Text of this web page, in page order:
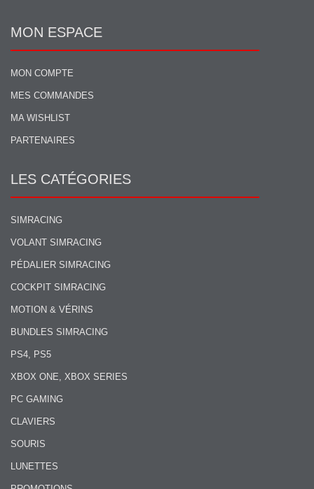
MON ESPACE
MON COMPTE
MES COMMANDES
MA WISHLIST
PARTENAIRES
LES CATÉGORIES
SIMRACING
VOLANT SIMRACING
PÉDALIER SIMRACING
COCKPIT SIMRACING
MOTION & VÉRINS
BUNDLES SIMRACING
PS4, PS5
XBOX ONE, XBOX SERIES
PC GAMING
CLAVIERS
SOURIS
LUNETTES